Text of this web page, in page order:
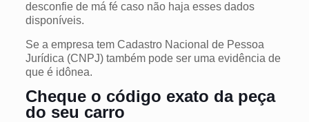
desconfie de má fé caso não haja esses dados
disponíveis.
Se a empresa tem Cadastro Nacional de Pessoa
Jurídica (CNPJ) também pode ser uma evidência de
que é idônea.
Cheque o código exato da peça
do seu carro